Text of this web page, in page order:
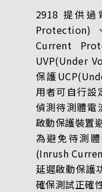
2918 提供過
Protection)
Current
UVP(Under
保護
用者可自行設
偵測待測體電
啟動保護裝置
為避免待測
(Inrush
延遲啟動保
確保測試正確